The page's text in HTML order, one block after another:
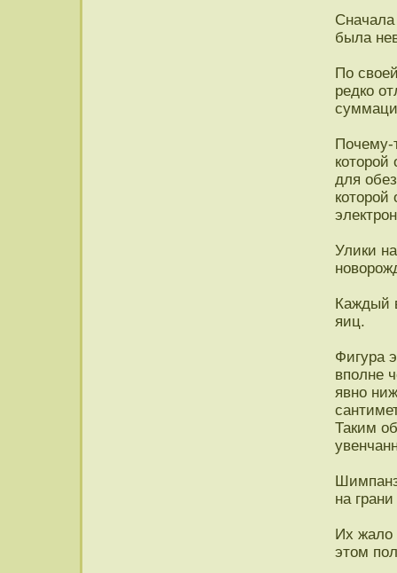
была
По
редко
Почему-
для
Улики
Каждый
яиц.
Фигура
вполне
явно
Таким
на
Их жало
этом